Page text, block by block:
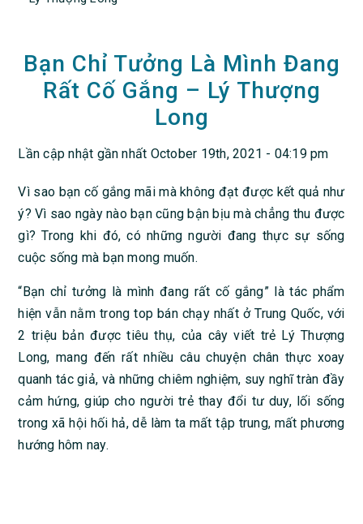
Bạn Chỉ Tưởng Là Mình Đang
Rất Cố Gắng – Lý Thượng
Long
Lần cập nhật gần nhất October 19th, 2021 - 04:19 pm
Vì sao bạn cố gắng mãi mà không đạt được kết quả như
ý? Vì sao ngày nào bạn cũng bận bịu mà chẳng thu được
gì? Trong khi đó, có những người đang thực sự sống
cuộc sống mà bạn mong muốn.
“Bạn chỉ tưởng là mình đang rất cố gắng” là tác phẩm
hiện vẫn nằm trong top bán chạy nhất ở Trung Quốc, với
2 triệu bản được tiêu thụ, của cây viết trẻ Lý Thượng
Long, mang đến rất nhiều câu chuyện chân thực xoay
quanh tác giả, và những chiêm nghiệm, suy nghĩ tràn đầy
cảm hứng, giúp cho người trẻ thay đổi tư duy, lối sống
trong xã hội hối hả, dễ làm ta mất tập trung, mất phương
hướng hôm nay.